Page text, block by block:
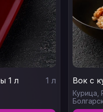
1 л 1 л Вок с
Курица,
терияки